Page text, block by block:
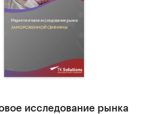
исследование рынка